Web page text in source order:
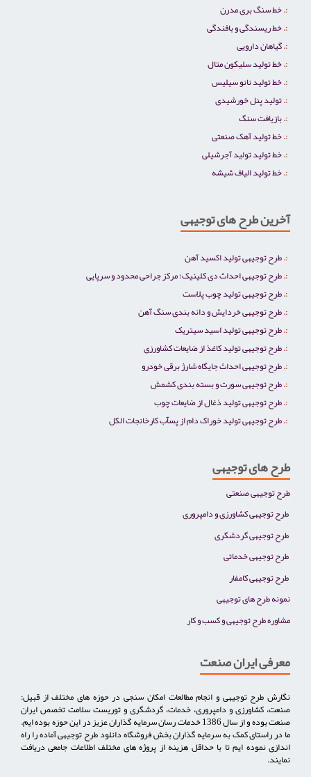
خط سنگ بری مدرن
خط ریسندگی و بافندگی
گیاهان دارویی
خط تولید سلیکون متال
خط تولید نانو سیلیس
تولید پنل خورشیدی
بازیافت سنگ
خط تولید آهک صنعتی
خط تولید تولید آجرشیلی
خط تولید الیاف شیشه
آخرین طرح های توجیهی
طرح توجیهی تولید اکسید آهن
طرح توجیهی احداث دی کلینیک؛ مرکز جراحی محدود و سرپایی
طرح توجیهی تولید چوب پلاست
طرح توجیهی خردایش و دانه بندی سنگ آهن
طرح توجیهی تولید اسید سیتریک
طرح توجیهی تولید کاغذ از ضایعات کشاورزی
طرح توجیهی احداث جایگاه شارژ برقی خودرو
طرح توجیهی سورت و بسته بندی کشمش
طرح توجیهی تولید ذغال از ضایعات چوب
طرح توجیهی تولید خوراک دام از پسآب کارخانجات الکل
طرح های توجیهی
طرح توجیهی صنعتی
طرح توجیهی کشاورزی و دامپروری
طرح توجیهی گردشگری
طرح توجیهی خدماتی
طرح توجیهی کامفار
نمونه طرح های توجیهی
مشاوره طرح توجیهی و کسب و کار
معرفی ایران صنعت
نگارش طرح توجیهی و انجام مطالعات امکان سنجی در حوزه های مختلف از قبیل:
صنعت، کشاورزی و دامپروری، خدمات، گردشگری و توریست سلامت تخصص ایران
صنعت بوده و از سال 1386 خدمات رسان سرمایه گذاران عزیز در این حوزه بوده ایم.
ما در راستای کمک به سرمایه گذاران بخش فروشگاه دانلود طرح توجیهی آماده را راه
اندازی نموده ایم تا با حداقل هزینه از پروژه های مختلف اطلاعات جامعی دریافت
نمایند.